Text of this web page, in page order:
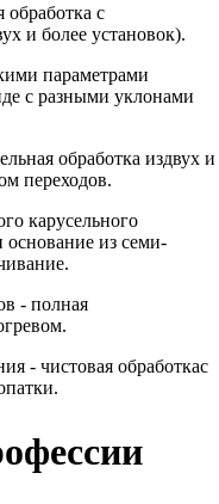
обработка с
и более установок).
параметрами
с разными уклонами
обработка издвух и
переходов.
карусельного
основание из семи-
- полная
- чистовая обработкас